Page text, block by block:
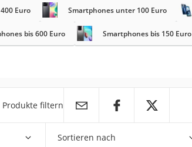
Euro Smartphones unter 100 Euro
bis 600 Euro Smartphones bis 150 Euro
Produkte filtern
Sortieren nach